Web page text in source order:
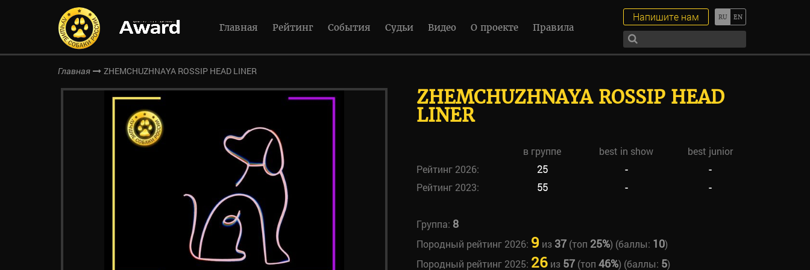
Главная Рейтинг События Судьи Видео О проекте Правила
Напишите нам
Главная ZHEMCHUZHNAYA ROSSIP HEAD LINER
ZHEMCHUZHNAYA ROSSIP HEAD
LINER
в группе best in show
best junior
Рейтинг 2026:
25 -
-
Рейтинг 2023:
55 - -
Группа: 8
Породный рейтинг 2026: 9 из 37(топ 25%) (баллы: 10)
Породный рейтинг 2025: 26из 57(топ 46%) (баллы: 5)